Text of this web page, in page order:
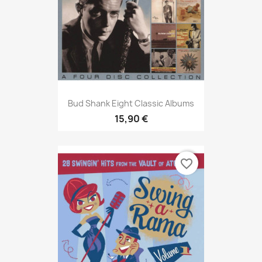
Bud Shank Eight Classic Albums
15,90 €
favorite_border